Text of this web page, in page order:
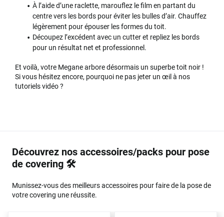
À l’aide d’une raclette, marouflez le film en partant du
centre vers les bords pour éviter les bulles d’air. Chauffez
légèrement pour épouser les formes du toit.
Découpez l’excédent avec un cutter et repliez les bords
pour un résultat net et professionnel.
Et voilà, votre Megane arbore désormais un superbe toit noir !
Si vous hésitez encore, pourquoi ne pas jeter un œil à nos
tutoriels vidéo ?
Découvrez nos accessoires/packs pour pose
de covering 🛠️
Munissez-vous des meilleurs accessoires pour faire de la pose de
votre covering une réussite.